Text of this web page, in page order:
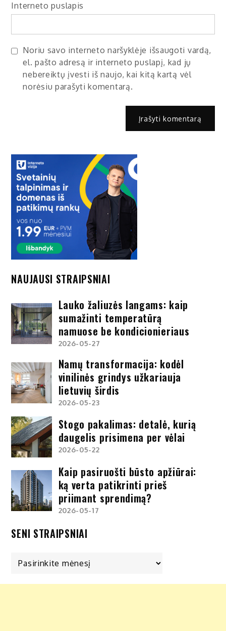
Interneto puslapis
Noriu savo interneto naršyklėje išsaugoti vardą,
el. pašto adresą ir interneto puslapį, kad jų
nebereiktų įvesti iš naujo, kai kitą kartą vėl
norėsiu parašyti komentarą.
NAUJAUSI STRAIPSNIAI
Lauko žaliuzės langams: kaip
sumažinti temperatūrą
namuose be kondicionieriaus
2026-05-27
Namų transformacija: kodėl
vinilinės grindys užkariauja
lietuvių širdis
2026-05-23
Stogo pakalimas: detalė, kurią
daugelis prisimena per vėlai
2026-05-22
Kaip pasiruošti būsto apžiūrai:
ką verta patikrinti prieš
priimant sprendimą?
2026-05-17
SENI STRAIPSNIAI